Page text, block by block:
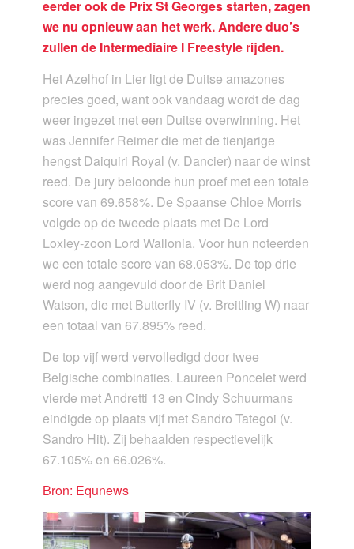
eerder ook de Prix St Georges starten, zagen
we nu opnieuw aan het werk. Andere duo’s
zullen de Intermediaire I Freestyle rijden.
Het Azelhof in Lier ligt de Duitse amazones
precies goed, want ook vandaag wordt de dag
weer ingezet met een Duitse overwinning. Het
was Jennifer Reimer die met de tienjarige
hengst Daiquiri Royal (v. Dancier) naar de winst
reed. De jury beloonde hun proef met een totale
score van 69.658%. De Spaanse Chloe Morris
volgde op de tweede plaats met De Lord
Loxley-zoon Lord Wallonia. Voor hun noteerden
we een totale score van 68.053%. De top drie
werd nog aangevuld door de Brit Daniel
Watson, die met Butterfly IV (v. Breitling W) naar
een totaal van 67.895% reed.
De top vijf werd vervolledigd door twee
Belgische combinaties. Laureen Poncelet werd
vierde met Andretti 13 en Cindy Schuurmans
eindigde op plaats vijf met Sandro Tategoi (v.
Sandro Hit). Zij behaalden respectievelijk
67.105% en 66.026%.
Bron: Equnews